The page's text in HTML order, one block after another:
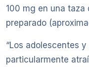
100 mg en una taza
preparado
“Los adolescentes
particularmente